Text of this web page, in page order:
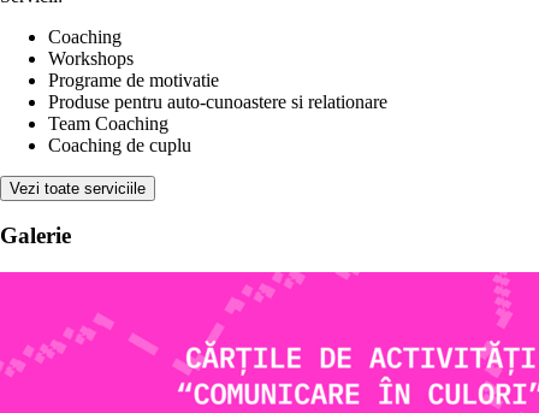
Coaching
Workshops
Programe de motivatie
Produse pentru auto-cunoastere si relationare
Team Coaching
Coaching de cuplu
Vezi toate serviciile
Galerie